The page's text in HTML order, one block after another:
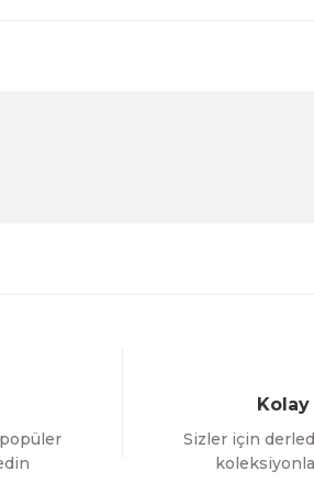
Kolay
Sizler için